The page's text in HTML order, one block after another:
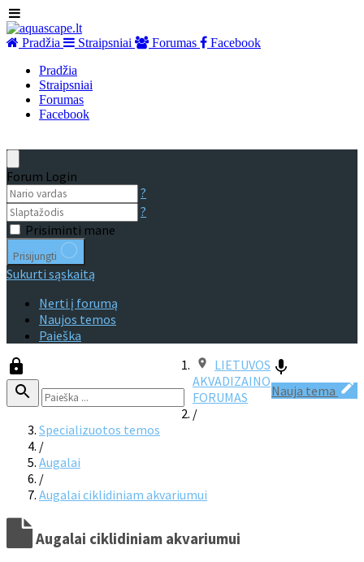
Pradžia Straipsniai Forumas
Facebook
Pradžia
Straipsniai
Forumas
Facebook
Forum Login
?
?
Prisiminti mane
Prisijungti
Sukurti sąskaitą
Nerti į forumą
Naujos temos
Paieška
Nauja tema
LIETUVOS
AKVADIZAINO
FORUMAS
/
Specializuotos temos
/
Augalai
/
Augalai ciklidiniam akvariumui
Augalai ciklidiniam akvariumui